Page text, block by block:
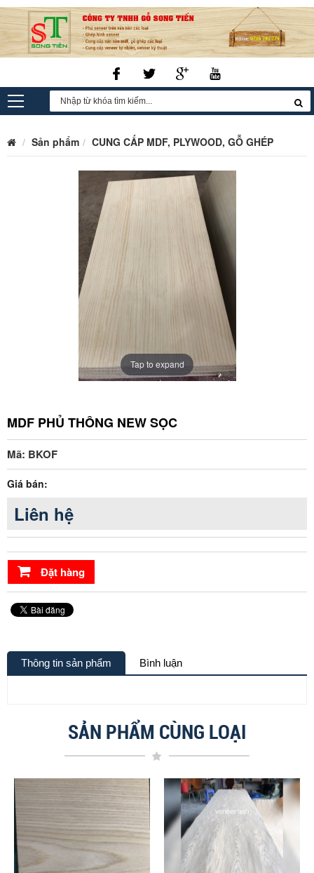
Sản phẩm CUNG CẤP MDF, PLYWOOD, GỖ GHÉP
Tap to expand
MDF PHỦ THÔNG NEW SỌC
Mã: BKOF
Giá bán:
Liên hệ
Đặt hàng
Thông tin sản phẩm Bình luận
SẢN PHẨM CÙNG LOẠI